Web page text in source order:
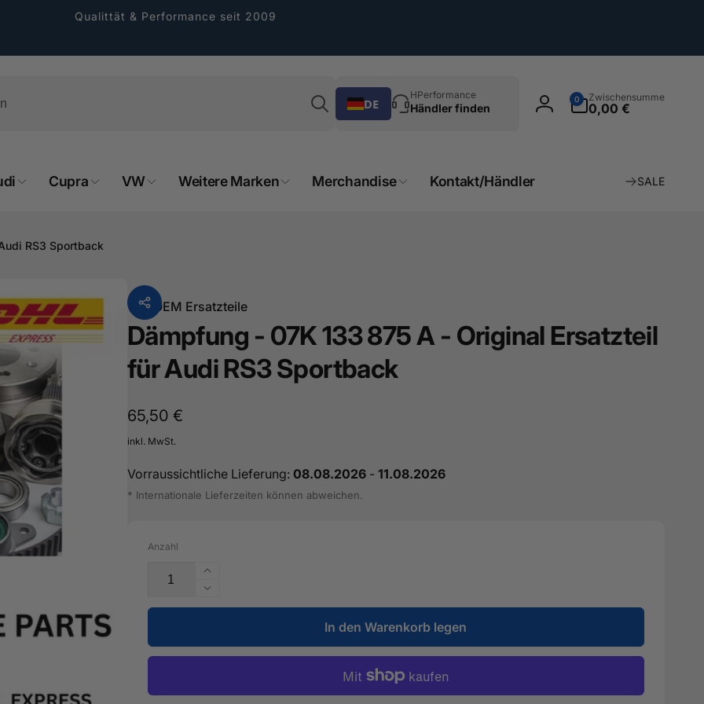
Qualittät & Performance seit 2009
Suchen
DE
HPerformance
Händler finden Einloggen
0
Artikel
Zwischensumme
0,00 €
Cupra VW Weitere Marken Merchandise Kontakt/Händler SALE
RS3 Sportback
VonOEM Ersatzteile
Dämpfung - 07K 133 875 A - Original Ersatzteil
für Audi RS3 Sportback
Normaler
Preis
65,50 €
inkl. MwSt.
Vorraussichtliche Lieferung: 08.08.2026- 11.08.2026
* Internationale Lieferzeiten können abweichen.
Anzahl
Erhöhe
die
Menge
Dämpfung
-
133
Verringere
die
für
Dämpfung
07K
In den Warenkorb legen
GmbH
tagen